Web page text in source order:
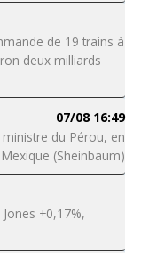
de 19 trains à
deux milliards
07/08 16:49
du Pérou, en
(Sheinbaum)
+0,17%,